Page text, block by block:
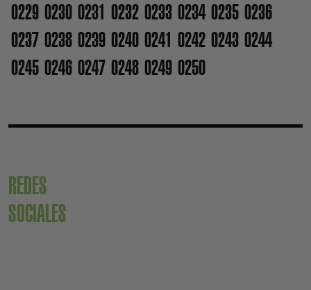
0229 0230 0231 0232 0233 0234 0235 0236
0237 0238 0239 0240 0241 0242 0243 0244
0245 0246 0247 0248 0249 0250
REDES
SOCIALES